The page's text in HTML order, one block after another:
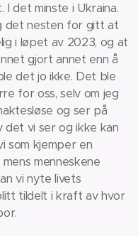
det minste i Ukraina.
det nesten for gitt at
i løpet av 2023, og at
gjort annet enn å
det jo ikke. Det ble
for oss, selv om jeg
og ser på
vi ser og ikke kan
som kjemper en
menneskene
vi nyte livets
tildelt i kraft av hvor